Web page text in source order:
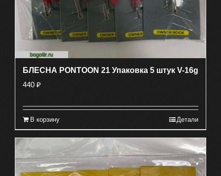
БЛЕСНА PONTOON 21 Упаковка 5 штук V-16g
440 ₽
В корзину Детали